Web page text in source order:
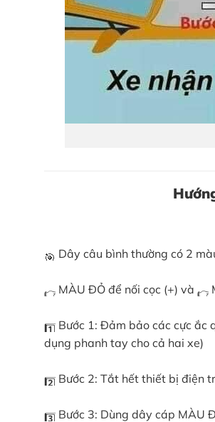
Dây câu bình thường có 2
MÀU ĐỎ để nối cọc (+) và
Bước 1: Đảm bảo các cực ắc
dụng phanh tay cho cả hai xe)
Bước 2: Tắt hết thiết bị điện
Bước 3: Dùng dây cáp MÀU